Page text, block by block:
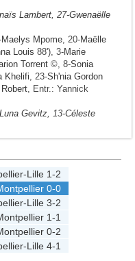
Lambert, 27-Gwenaëlle
Maelys Mpome, 20-Maëlle
Louis 88'), 3-Marie
Torrent ©, 8-Sonia
Khelifi, 23-Sh'nia Gordon
, Entr.: Yannick
Luna Gevitz, 13-Céleste
-Lille 1-2
0-0
-Lille 3-2
1-1
0-2
-Lille 4-1